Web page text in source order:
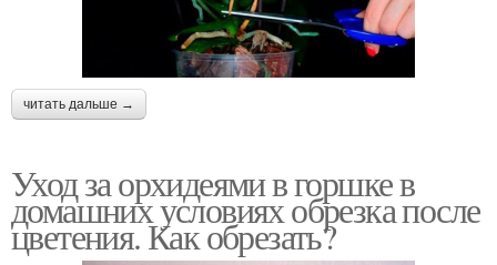
читать дальше →
Уход за орхидеями в горшке в
домашних условиях обрезка после
цветения. Как обрезать?